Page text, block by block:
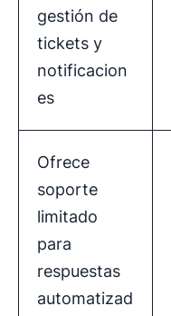
gestión de
tickets y
notificacion
es
Ofrece
soporte
limitado
para
respuestas
automatizad